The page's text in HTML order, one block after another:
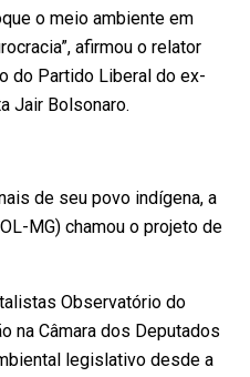
o meio ambiente em
afirmou o relator
do Partido Liberal do ex-
Jair Bolsonaro.
de seu povo indígena, a
MG) chamou o projeto de
Observatório do
na Câmara dos Deputados
legislativo desde a